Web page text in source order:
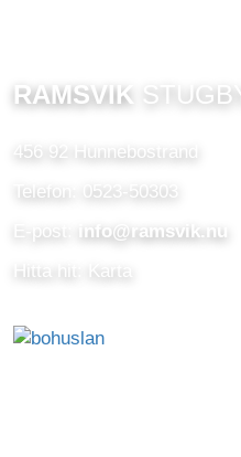
RAMSVIK
456 92 Hunnebostrand
Telefon: 0523-50303
E-post:
info@ramsvik.nu
Hitta hit: Karta